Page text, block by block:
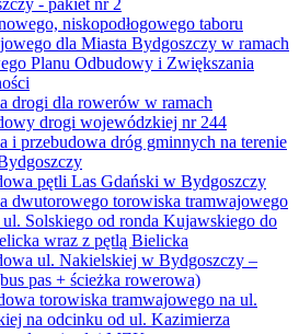
niskopodłogowego taboru
dla Miasta Bydgoszczy w ramach
Planu Odbudowy i Zwiększania
drogi dla rowerów w ramach
drogi wojewódzkiej nr 244
i przebudowa dróg gminnych na terenie
pętli Las Gdański w Bydgoszczy
dwutorowego torowiska tramwajowego
ul. Solskiego od ronda Kujawskiego do
wraz z pętlą Bielicka
ul. Nakielskiej w Bydgoszczy –
pas + ścieżka rowerowa)
torowiska tramwajowego na ul.
na odcinku od ul. Kazimierza